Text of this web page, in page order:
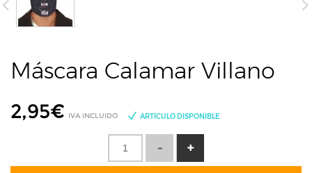
Máscara Calamar Villano
2,95€ IVA INCLUIDO ARTÍCULO DISPONIBLE